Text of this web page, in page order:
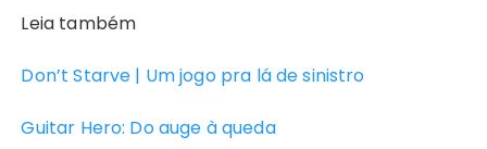
Leia também
Don’t Starve | Um jogo pra lá de sinistro
Guitar Hero: Do auge à queda